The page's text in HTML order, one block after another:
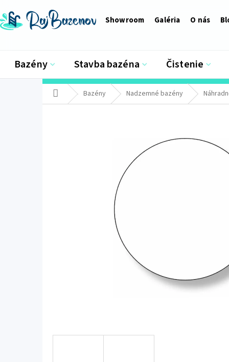
na
obsah
Showroom Galéria O nás
Bazény Stavba bazéna Čistenie
DomovBazény Nadzemné bazény